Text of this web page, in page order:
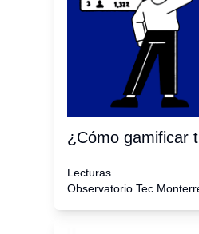
¿Cómo gamificar
Lecturas
Observatorio Tec